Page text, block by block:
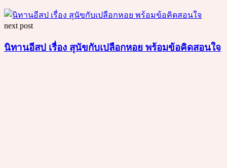
next post
นิทานอีสป เรื่อง สุนัขกับเปลือกหอย พร้อมข้อคิดสอนใจ